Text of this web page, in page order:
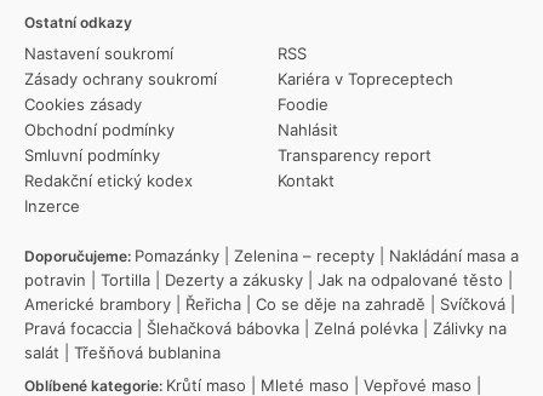
Ostatní odkazy
Nastavení soukromí
Zásady ochrany soukromí
Cookies zásady
Obchodní podmínky
Smluvní podmínky
Redakční etický kodex
Inzerce
RSS
Kariéra v Topreceptech
Foodie
Nahlásit
Transparency report
Kontakt
Doporučujeme: Pomazánky Zelenina – recepty
Nakládání masa a
potravin
Tortilla Dezerty a zákusky Jak na odpalované těsto
Americké brambory
Řeřicha Co se děje na zahradě Svíčková
Pravá focaccia
Šlehačková bábovka Zelná polévka
Zálivky na
salát
Třešňová bublanina
Oblíbené kategorie: Krůtí maso Mleté maso Vepřové maso